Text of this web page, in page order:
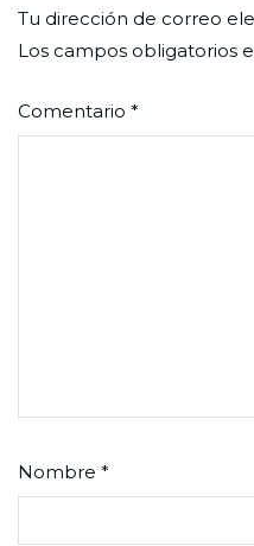
Tu dirección de correo
Los campos obligatorios
Comentario *
Nombre *